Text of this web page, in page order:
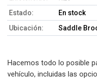
Estado:
En stock
Ubicación:
Saddle
Hacemos todo lo posible
vehículo, incluidas las